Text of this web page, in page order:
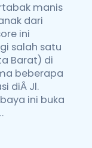
manis
dari
ini
salah satu
Barat) di
beberapa
diÂ Jl.
ini buka